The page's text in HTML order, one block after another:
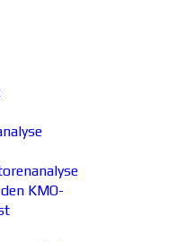
KMO-